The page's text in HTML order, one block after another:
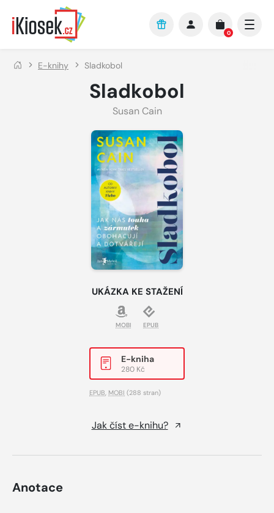
Přejít na hlavní obsah
0
E-knihy Sladkobol
Sladkobol
Susan Cain
UKÁZKA KE STAŽENÍ
MOBI EPUB
E-kniha
280 Kč
EPUB MOBI (288 stran)
Jak číst e-knihu?
Anotace